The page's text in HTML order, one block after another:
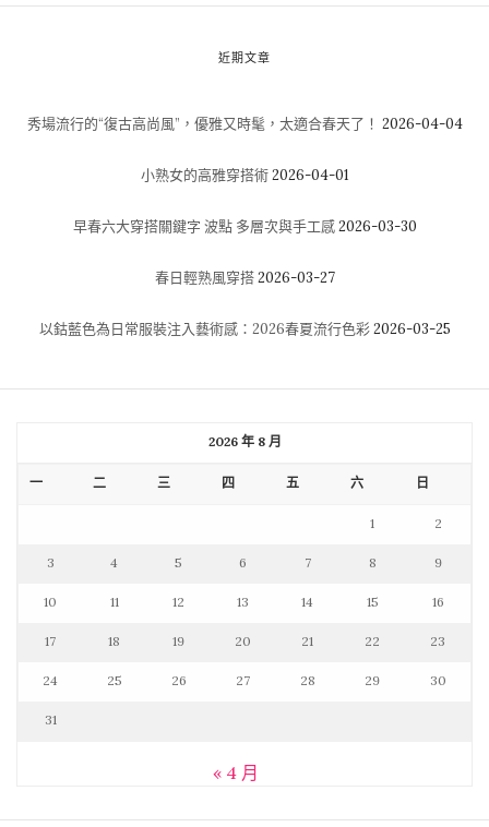
近期文章
秀場流行的“復古高尚風”，優雅又時髦，太適合春天了！ 2026-04-04
小熟女的高雅穿搭術 2026-04-01
早春六大穿搭關鍵字 波點 多層次與手工感 2026-03-30
春日輕熟風穿搭 2026-03-27
以鈷藍色為日常服裝注入藝術感：2026春夏流行色彩 2026-03-25
2026 年 8 月
一 二 三 四 五 六 日
1 2
3 4 5 6 7 8 9
10 11 12 13 14 15 16
17 18 19 20 21 22 23
24 25 26 27 28 29 30
31
« 4 月